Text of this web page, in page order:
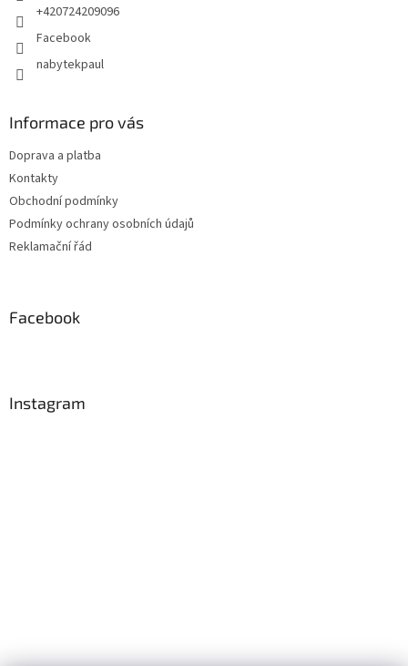
+420724209096
Facebook
nabytekpaul
Informace pro vás
Doprava a platba
Kontakty
Obchodní podmínky
Podmínky ochrany osobních údajů
Reklamační řád
Facebook
Instagram